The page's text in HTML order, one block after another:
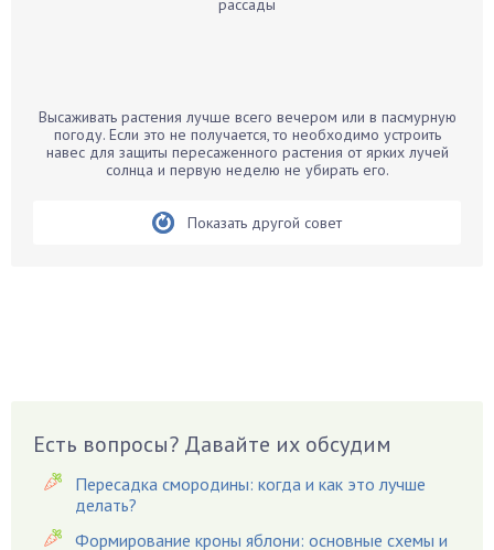
Бархатцы
Бегония
Вешенки
Виноград
Вредители
Высаживать растения лучше всего вечером или в пасмурную
погоду. Если это не получается, то необходимо устроить
навес для защиты пересаженного растения от ярких лучей
солнца и первую неделю не убирать его.
Показать другой совет
Есть вопросы? Давайте их обсудим
Пересадка смородины: когда и как это лучше
делать?
Формирование кроны яблони: основные схемы и